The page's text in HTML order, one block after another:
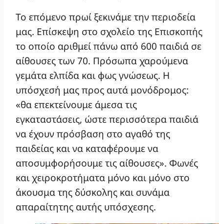
Το επόμενο πρωί ξεκινάμε την περιοδεία
μας. Επίσκεψη στο σχολείο της Επισκοπής
το οποίο αριθμεί πάνω από 600 παιδιά σε
αίθουσες των 70. Πρόσωπα χαρούμενα
γεμάτα ελπίδα και φως γνώσεως. Η
υπόσχεσή μας προς αυτά μονόδρομος:
«θα επεκτείνουμε άμεσα τις
εγκαταστάσεις, ώστε περισσότερα παιδιά
να έχουν πρόσβαση στο αγαθό της
παιδείας και να καταφέρουμε να
αποσυμφορήσουμε τις αίθουσες». Φωνές
και χειροκροτήματα μόνο και μόνο στο
άκουσμα της δύσκολης και συνάμα
απαραίτητης αυτής υπόσχεσης.